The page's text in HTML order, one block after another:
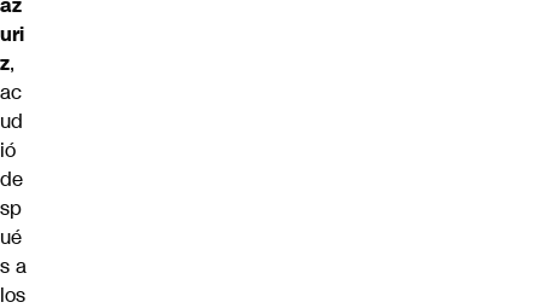
uri
z,
ac
ud
ió
de
sp
ué
s a
los